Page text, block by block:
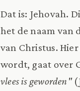
Dat is: Jehovah.
het de naam van
van Christus.
wordt, gaat over
vlees is geworden"(